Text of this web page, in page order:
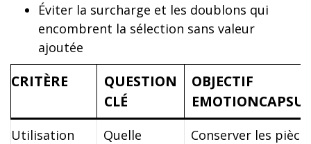
Éviter la surcharge et les doublons qui
encombrent la sélection sans valeur
ajoutée
CRITÈRE
QUESTION
CLÉ
OBJECTIF
Utilisation
Quelle
Conserver les